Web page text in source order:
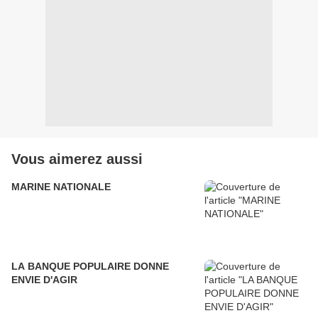
Vous aimerez aussi
MARINE NATIONALE
LA BANQUE POPULAIRE DONNE
ENVIE D'AGIR